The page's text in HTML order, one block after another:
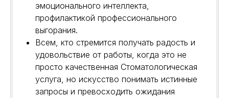
эмоционального интеллекта,
профилактикой профессионального
выгорания.
Всем, кто стремится получать радость и
удовольствие от работы, когда это не
просто качественная Стоматологическая
услуга, но искусство понимать истинные
запросы и превосходить ожидания